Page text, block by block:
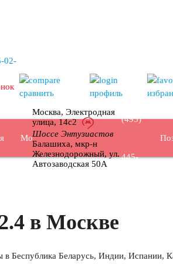
02-
сравнить профиль
Москва
Москва, Электродная
улица, 14с2
Шоссе Энтузиастов
Балашиха, мкр-н
Железнодорожный, ул.
Автозаводская 50А
(495)
445-
в Москве
Беспублика Беларусь, Индии, Испании,